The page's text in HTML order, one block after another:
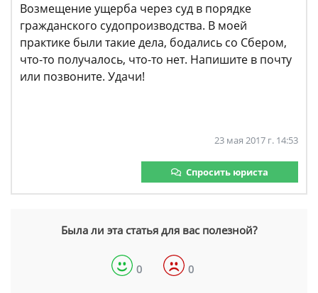
Возмещение ущерба через суд в порядке
гражданского судопроизводства. В моей
практике были такие дела, бодались со Сбером,
что-то получалось, что-то нет. Напишите в почту
или позвоните. Удачи!
23 мая 2017 г. 14:53
Спросить юриста
Была ли эта статья для вас полезной?
0 0